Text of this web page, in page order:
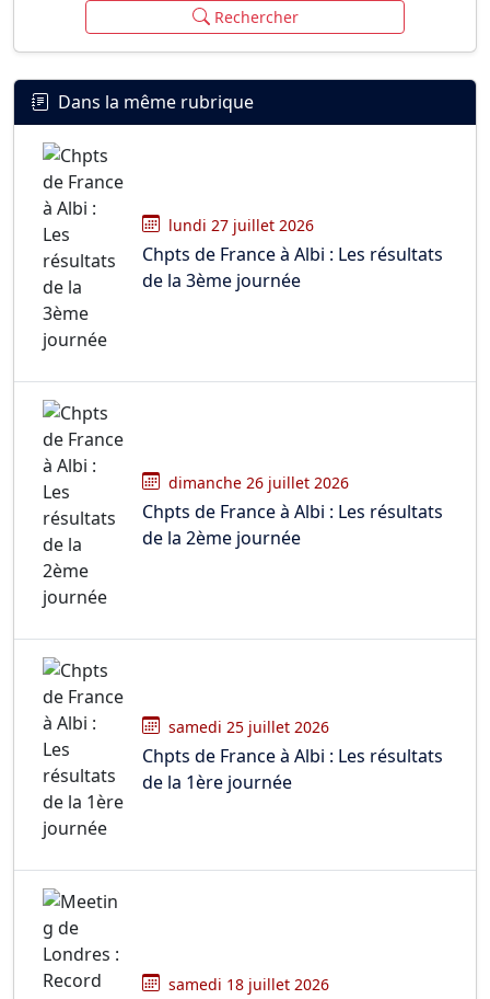
Rechercher
Dans la même rubrique
lundi 27 juillet 2026
Chpts de France à Albi : Les résultats
de la 3ème journée
dimanche 26 juillet 2026
Chpts de France à Albi : Les résultats
de la 2ème journée
samedi 25 juillet 2026
Chpts de France à Albi : Les résultats
de la 1ère journée
samedi 18 juillet 2026